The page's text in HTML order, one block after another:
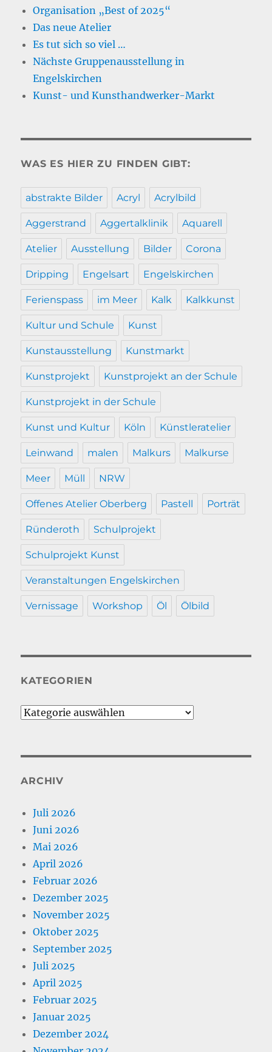
Organisation „Best of 2025“
Das neue Atelier
Es tut sich so viel …
Nächste Gruppenausstellung in
Engelskirchen
Kunst- und Kunsthandwerker-Markt
WAS ES HIER ZU FINDEN GIBT:
abstrakte Bilder Acryl Acrylbild
Aggerstrand Aggertalklinik Aquarell
Atelier Ausstellung Bilder Corona
Dripping Engelsart Engelskirchen
Ferienspass im Meer Kalk Kalkkunst
Kultur und Schule Kunst
Kunstausstellung Kunstmarkt
Kunstprojekt Kunstprojekt an der Schule
Kunstprojekt in der Schule
Kunst und Kultur Köln Künstleratelier
Leinwand malen Malkurs Malkurse
Meer Müll NRW
Offenes Atelier Oberberg Pastell Porträt
Ründeroth Schulprojekt
Schulprojekt Kunst
Veranstaltungen Engelskirchen
Vernissage Workshop Öl Ölbild
KATEGORIEN
Kategorien
ARCHIV
Juli 2026
Juni 2026
Mai 2026
April 2026
Februar 2026
Dezember 2025
November 2025
Oktober 2025
September 2025
Juli 2025
April 2025
Februar 2025
Januar 2025
Dezember 2024